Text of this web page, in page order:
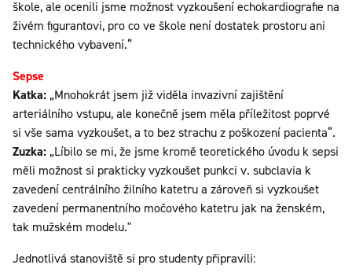
škole, ale ocenili jsme možnost vyzkoušení echokardiografie na
živém figurantovi, pro co ve škole není dostatek prostoru ani
technického vybavení.“
Sepse
Katka: „Mnohokrát jsem již viděla invazivní zajištění
arteriálního vstupu, ale konečně jsem měla příležitost poprvé
si vše sama vyzkoušet, a to bez strachu z poškození pacienta“.
Zuzka: „Líbilo se mi, že jsme kromě teoretického úvodu k sepsi
měli možnost si prakticky vyzkoušet punkci v. subclavia k
zavedení centrálního žilního katetru a zároveň si vyzkoušet
zavedení permanentního močového katetru jak na ženském,
tak mužském modelu."
Jednotlivá stanoviště si pro studenty připravili: